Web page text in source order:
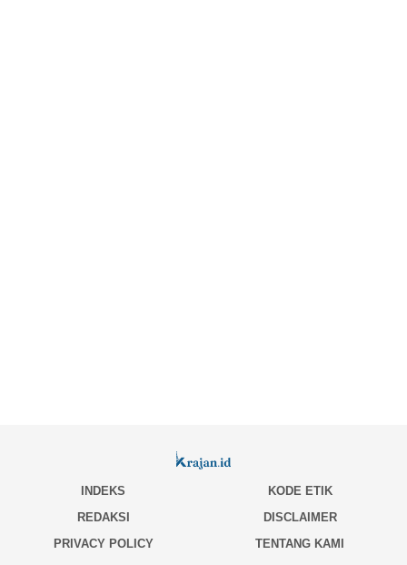
INDEKS
KODE ETIK
REDAKSI
DISCLAIMER
PRIVACY POLICY
TENTANG KAMI